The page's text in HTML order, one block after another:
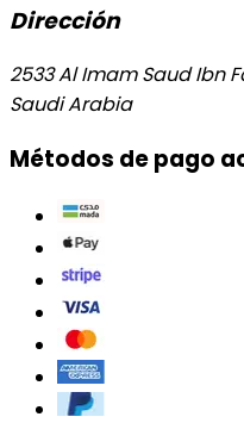
Dirección
2533 Al Imam Saud Ibn
Saudi Arabia
Métodos de pago